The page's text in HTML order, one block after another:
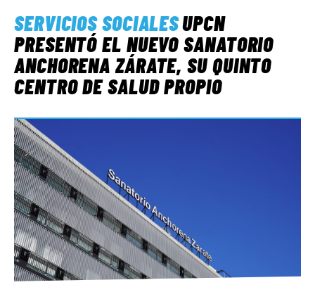
SERVICIOS SOCIALESUPCN
PRESENTÓ EL NUEVO SANATORIO
ANCHORENA ZÁRATE, SU QUINTO
CENTRO DE SALUD PROPIO